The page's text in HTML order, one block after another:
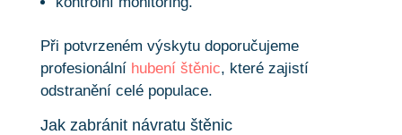
Při potvrzeném výskytu doporučujeme
profesionální hubení štěnic, které zajistí
odstranění celé populace.
Jak zabránit návratu štěnic